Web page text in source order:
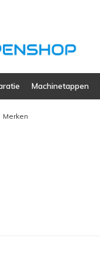
Machinetappen
Merken